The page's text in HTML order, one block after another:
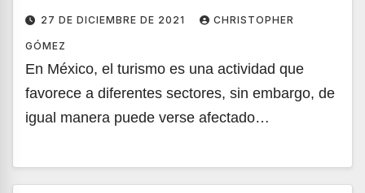
27 DE DICIEMBRE DE 2021 CHRISTOPHER
GÓMEZ
En México, el turismo es una actividad que
favorece a diferentes sectores, sin embargo, de
igual manera puede verse afectado…